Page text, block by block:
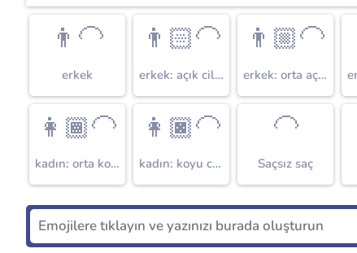
👨‍🦲
erkek
👨🏻‍🦲
erkek: açık cilt tonu
👨🏼‍🦲
erkek: orta açık cilt tonu
👩🏾‍🦲
kadın: orta koyu cilt tonu
👩🏿‍🦲
kadın: koyu cilt tonu
🦲
Saçsız saç